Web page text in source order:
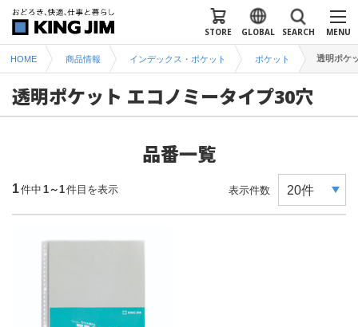
MENU
SEARCH
GLOBAL
STORE
HOME 商品情報 インデックス・ポケット ポケット 透明ポケ
透明ポケット エコノミータイプ30穴
品番一覧
1件中 1～1件目を表示 表示件数